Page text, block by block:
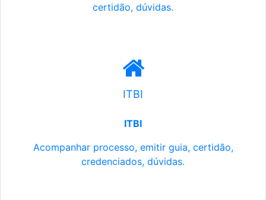
certidão, dúvidas.
ITBI
ITBI
Acompanhar processo, emitir guia, certidão,
credenciados, dúvidas.